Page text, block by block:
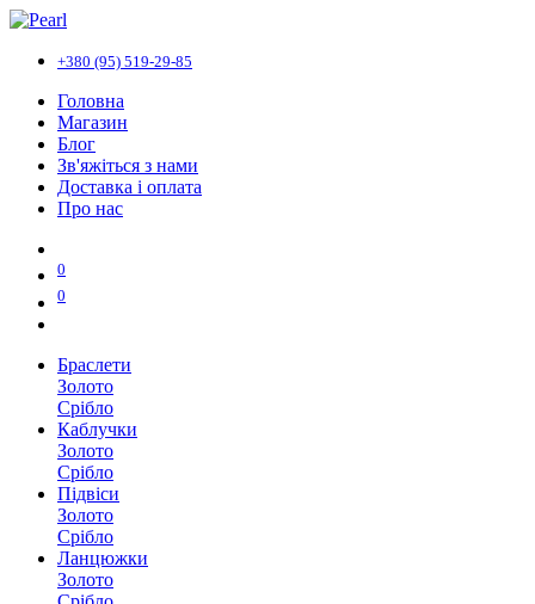
+380 (95) 519-29-85
Головна
Магазин
Блог
Зв'яжіться з нами
Доставка і оплата
Про нас
0
0
Браслети
Золото
Срібло
Каблучки
Золото
Срібло
Підвіси
Золото
Срібло
Ланцюжки
Золото